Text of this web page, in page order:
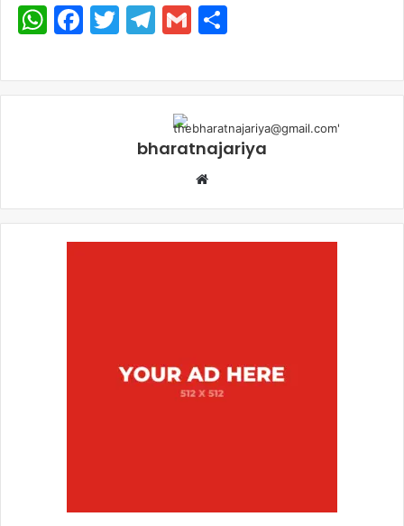
WhatsApp
Facebook
Twitter
Telegram
Gmail
bharatnajariya